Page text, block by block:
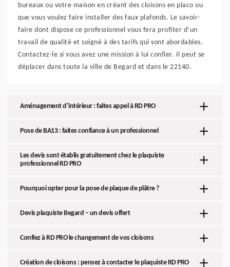
bureaux ou votre maison en créant des cloisons en placo ou
que vous voulez faire installer des faux plafonds. Le savoir-
faire dont dispose ce professionnel vous fera profiter d’un
travail de qualité et soigné à des tarifs qui sont abordables.
Contactez-le si vous avez une mission à lui confier. Il peut se
déplacer dans toute la ville de Begard et dans le 22140.
Aménagement d’intérieur : faites appel à RD PRO
Pose de BA13 : faites confiance à un professionnel
Les devis sont établis gratuitement chez le plaquiste
professionnel RD PRO
Pourquoi opter pour la pose de plaque de plâtre ?
Devis plaquiste Begard – un devis offert
Confiez à RD PRO le changement de vos cloisons
Création de cloisons : pensez à contacter le plaquiste RD PRO